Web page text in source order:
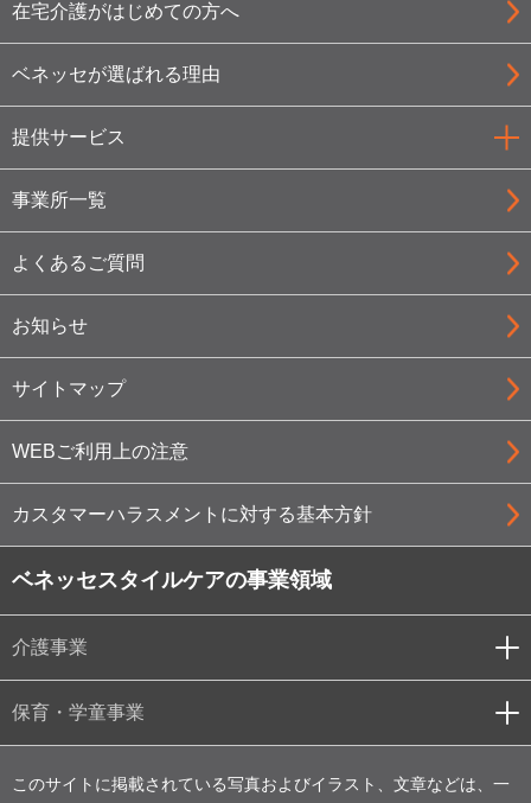
在宅介護がはじめての方へ
ベネッセが選ばれる理由
提供サービス
事業所一覧
よくあるご質問
お知らせ
サイトマップ
WEBご利用上の注意
カスタマーハラスメントに対する基本方針
ベネッセスタイルケアの事業領域
介護事業
保育・学童事業
このサイトに掲載されている写真およびイラスト、文章などは、一